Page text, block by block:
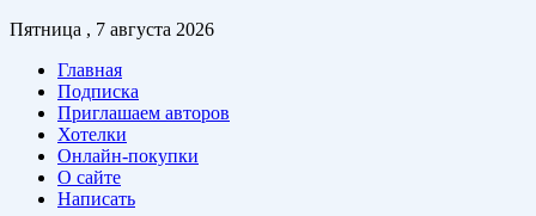
Пятница , 7 августа 2026
Главная
Подписка
Приглашаем авторов
Хотелки
Онлайн-покупки
О сайте
Написать